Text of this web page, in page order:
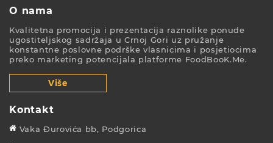
O nama
Kvalitetna promocija i prezentacija raznolike ponude
ugostiteljskog sadržaja u Crnoj Gori uz pružanje
konstantne poslovne podrške vlasnicima i posjetiocima
preko marketing potencijala platforme FoodBooK.Me.
Više
Kontakt
Vaka Đurovića bb, Podgorica